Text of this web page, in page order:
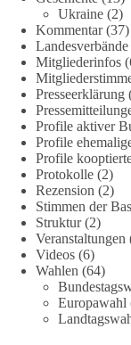
158 26 69
DieBasis
2 Tage(n) zuvor
🌍 Migration darf
werden.
Die Ereignisse in
zwischen
Unabhängig davon,
Ursachen diese
Wenn Migration als
Ende immer die
🟩🟩🟦🟦🟥🟥🟧🟧
Ukraine (2)
Kommentar(37)
Landesverbände
Mitgliederinfos
Presseerklärung
Profile aktiver
Profile
Profile
Protokolle (2)
Rezension (2)
Stimmen der
Struktur(2)
Veranstaltungen
Videos (6)
Wahlen (64)
Europawahl